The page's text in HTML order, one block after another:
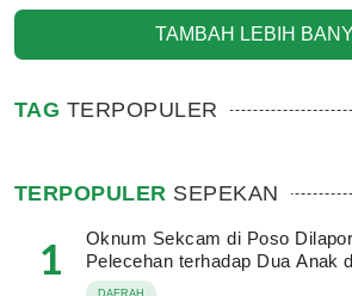
TAMBAH LEBIH
TAG TERPOPULER
TERPOPULER SEPEKAN
1
Oknum Sekcam di Poso
Pelecehan terhadap Dua Anak
DAERAH